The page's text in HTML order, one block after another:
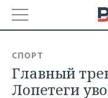
БАШКОРТОСТАН
НОВОСТИ
СПОРТ
Главный
Лопетеги